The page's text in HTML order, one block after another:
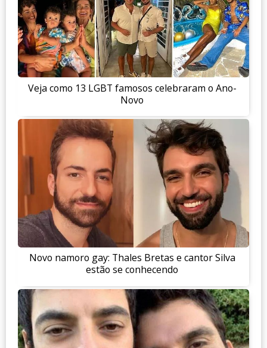
Veja como 13 LGBT famosos celebraram o Ano-
Novo
Novo namoro gay: Thales Bretas e cantor Silva
estão se conhecendo